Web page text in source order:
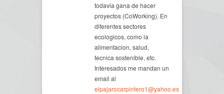
todavia gana de hacer
proyectos (CoWorking). En
diferentes sectores
ecologicos, como la
alimentacion, salud,
tecnica sostenible, etc.
Interesados me mandan un
email al
elpajarocarpintero1@yahoo.es